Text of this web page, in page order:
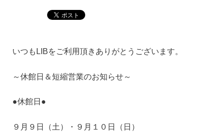
いつもLIBをご利用頂きありがとうございます。
～休館日＆短縮営業のお知らせ～
●休館日●
９月９日（土）・９月１０日（日）